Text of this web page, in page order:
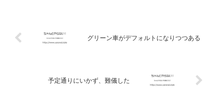
グリーン車がデフォルトになりつつある
予定通りにいかず、難儀した